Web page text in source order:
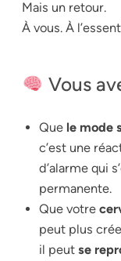
Mais un retour.
À vous. À
Vous
Que le mode
c’est une
d’alarme qui
permanente.
Que votre
peut plus
il peut se